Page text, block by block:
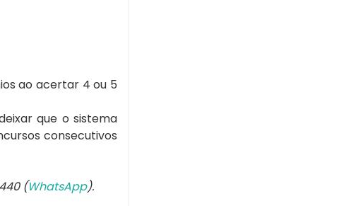
ao acertar 4 ou 5
que o sistema
consecutivos
(WhatsApp).